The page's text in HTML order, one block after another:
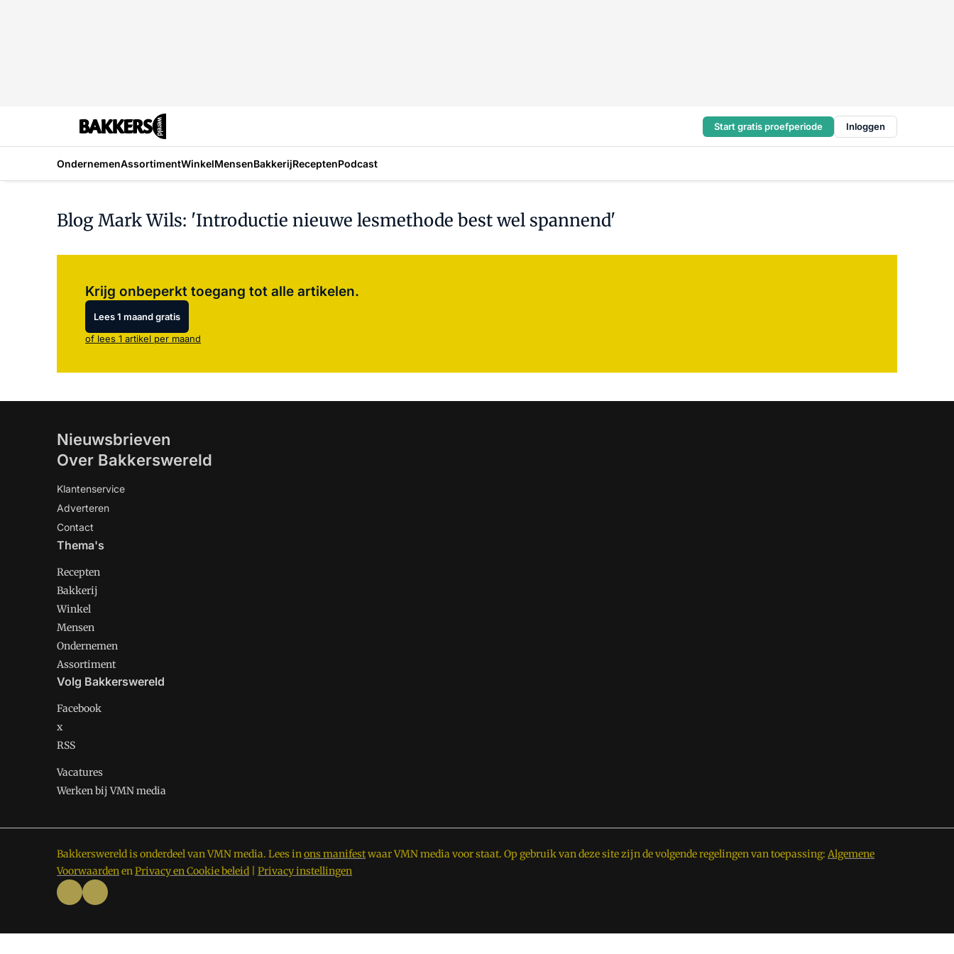
Start gratis proefperiode Inloggen
OndernemenAssortimentWinkelMensenBakkerijReceptenPodcast
Blog Mark Wils: 'Introductie nieuwe lesmethode best wel spannend'
Krijg onbeperkt toegang tot alle artikelen.
Lees 1 maand gratis
of lees 1 artikel per maand
Nieuwsbrieven
Over Bakkerswereld
Klantenservice
Adverteren
Contact
Thema's
Recepten
Bakkerij
Winkel
Mensen
Ondernemen
Assortiment
Volg Bakkerswereld
Facebook
x
RSS
Vacatures
Werken bij VMN media
Bakkerswereld is onderdeel van VMN media. Lees inons manifestwaar VMN media voor staat. Op gebruik van deze site zijn de volgende regelingen van toepassing: Algemene
VoorwaardenenPrivacy en Cookie beleid Privacy instellingen